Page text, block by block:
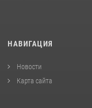
НАВИГАЦИЯ
Новости
Карта сайта